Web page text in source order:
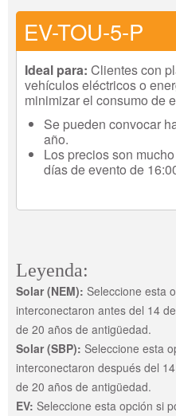
EV-TOU-5-P
Ideal para: Clientes con
vehículos eléctricos o
minimizar el consumo de
Se pueden convocar
año.
Los precios son
días de evento de
Leyenda:
Solar (NEM): Seleccione esta
interconectaron antes del 14
de 20 años de antigüedad.
Solar (SBP): Seleccione esta
interconectaron después del
de 20 años de antigüedad.
EV: Seleccione esta opción si